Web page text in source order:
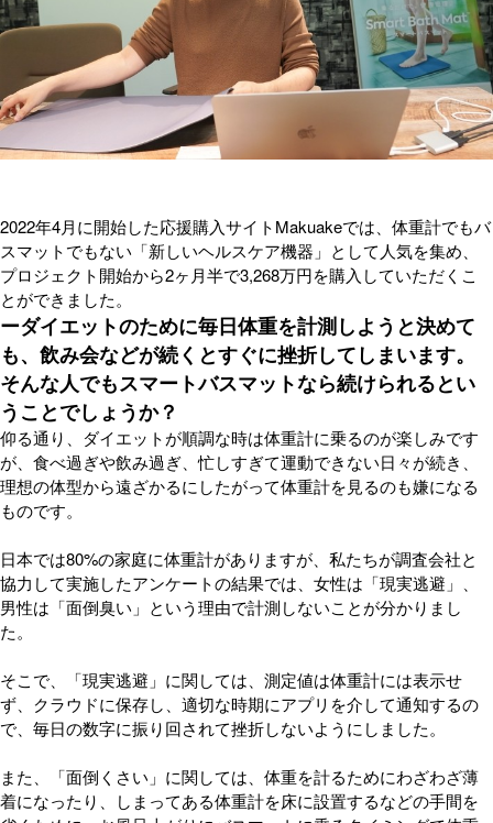
2022年4月に開始した応援購入サイトMakuakeでは、体重計でもバ
スマットでもない「新しいヘルスケア機器」として人気を集め、
プロジェクト開始から2ヶ月半で3,268万円を購入していただくこ
とができました。
ーダイエットのために毎日体重を計測しようと決めて
も、飲み会などが続くとすぐに挫折してしまいます。
そんな人でもスマートバスマットなら続けられるとい
うことでしょうか？
仰る通り、ダイエットが順調な時は体重計に乗るのが楽しみです
が、食べ過ぎや飲み過ぎ、忙しすぎて運動できない日々が続き、
理想の体型から遠ざかるにしたがって体重計を見るのも嫌になる
ものです。
日本では80%の家庭に体重計がありますが、私たちが調査会社と
協力して実施したアンケートの結果では、女性は「現実逃避」、
男性は「面倒臭い」という理由で計測しないことが分かりまし
た。
そこで、「現実逃避」に関しては、測定値は体重計には表示せ
ず、クラウドに保存し、適切な時期にアプリを介して通知するの
で、毎日の数字に振り回されて挫折しないようにしました。
また、「面倒くさい」に関しては、体重を計るためにわざわざ薄
着になったり、しまってある体重計を床に設置するなどの手間を